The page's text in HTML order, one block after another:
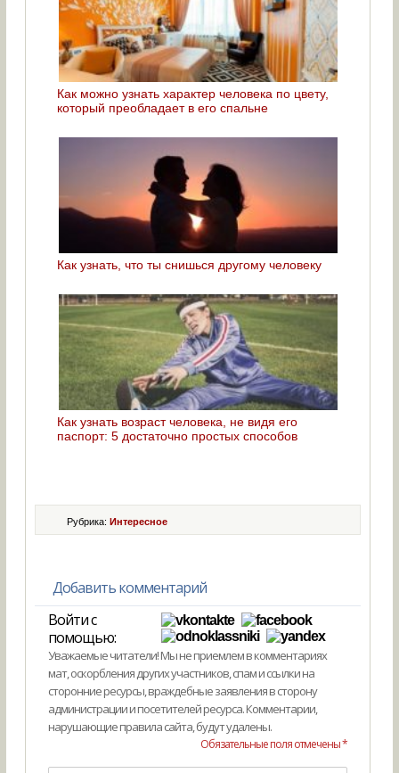
Как можно узнать характер человека по цвету,
который преобладает в его спальне
Как узнать, что ты снишься другому человеку
Как узнать возраст человека, не видя его
паспорт: 5 достаточно простых способов
Рубрика: Интересное
Добавить комментарий
Войти с
помощью:
Уважаемые читатели! Мы не приемлем в комментариях
мат, оскорбления других участников, спам и ссылки на
сторонние ресурсы, враждебные заявления в сторону
администрации и посетителей ресурса. Комментарии,
нарушающие правила сайта, будут удалены.
Обязательные поля отмечены *